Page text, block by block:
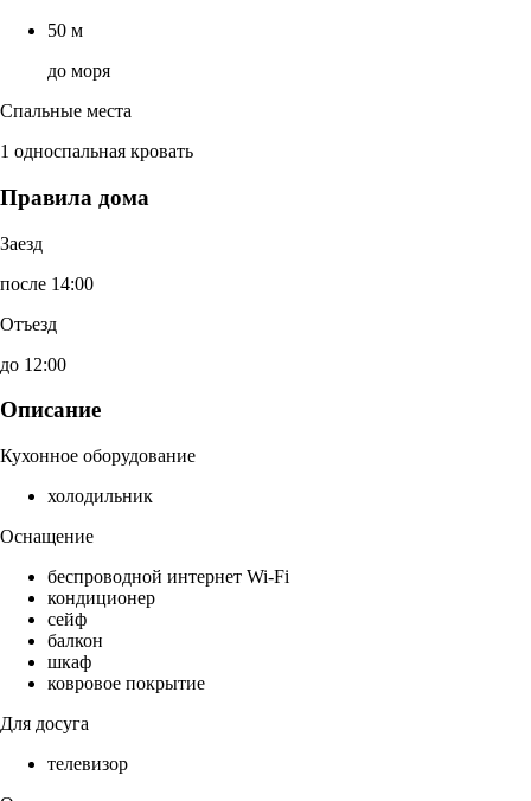
50 м
до моря
Спальные места
1 односпальная кровать
Правила дома
Заезд
после 14:00
Отъезд
до 12:00
Описание
Кухонное оборудование
холодильник
Оснащение
беспроводной интернет Wi-Fi
кондиционер
сейф
балкон
шкаф
ковровое покрытие
Для досуга
телевизор